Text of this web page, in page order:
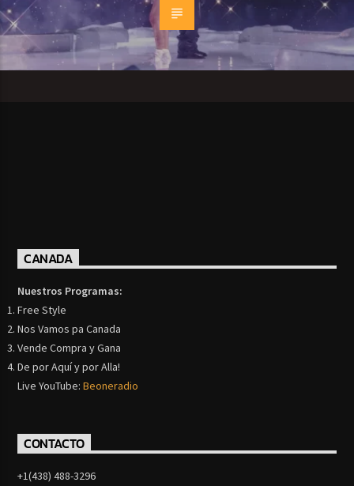
CANADA
Nuestros Programas:
Free Style
Nos Vamos pa Canada
Vende Compra y Gana
De por Aquí y por Alla!
Live YouTube:Beoneradio
CONTACTO
+1(438) 488-3296